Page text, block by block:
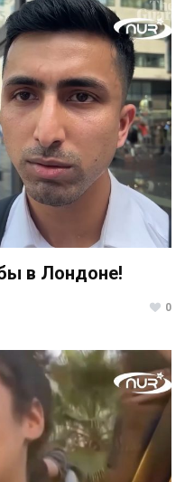
в Лондоне!
0